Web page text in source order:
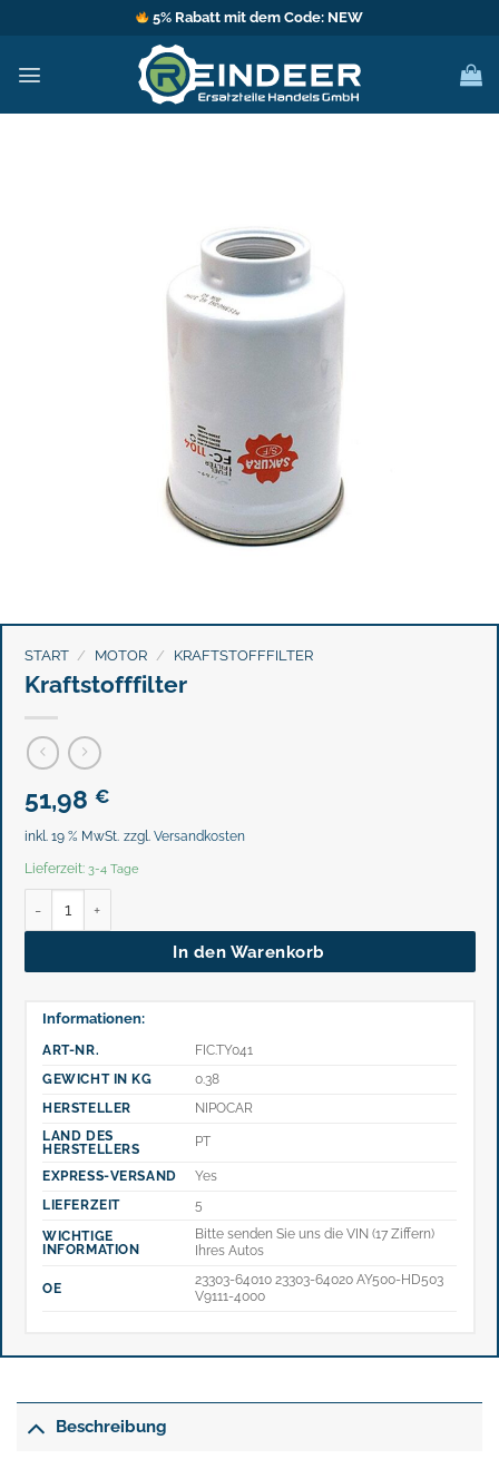
springen
5% Rabatt mit dem Code: NEW
START / MOTOR / KRAFTSTOFFFILTER
Kraftstofffilter
51,98 €
inkl. 19 % MwSt. zzgl. Versandkosten
Lieferzeit: 3-4 Tage
In den Warenkorb
Informationen:
ART-NR.
FIC.TY041
GEWICHT IN KG
0.38
HERSTELLER
NIPOCAR
LAND DES
HERSTELLERS
PT
EXPRESS-VERSAND
Yes
LIEFERZEIT
5
WICHTIGE
INFORMATION
Bitte senden Sie uns die VIN (17 Ziffern)
Ihres Autos
OE
23303-64010 23303-64020 AY500-HD503
V9111-4000
Beschreibung